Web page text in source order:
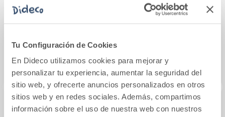
Tu Configuración de Cookies
En Dideco utilizamos cookies para mejorar y
personalizar tu experiencia, aumentar la seguridad del
sitio web, y ofrecerte anuncios personalizados en otros
sitios web y en redes sociales. Además, compartimos
información sobre el uso de nuestra web con nuestros